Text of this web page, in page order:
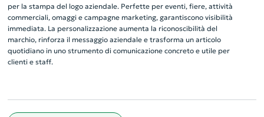
per la stampa del logo aziendale. Perfette per eventi, fiere, attività
commerciali, omaggi e campagne marketing, garantiscono visibilità
immediata. La personalizzazione aumenta la riconoscibilità del
marchio, rinforza il messaggio aziendale e trasforma un articolo
quotidiano in uno strumento di comunicazione concreto e utile per
clienti e staff.